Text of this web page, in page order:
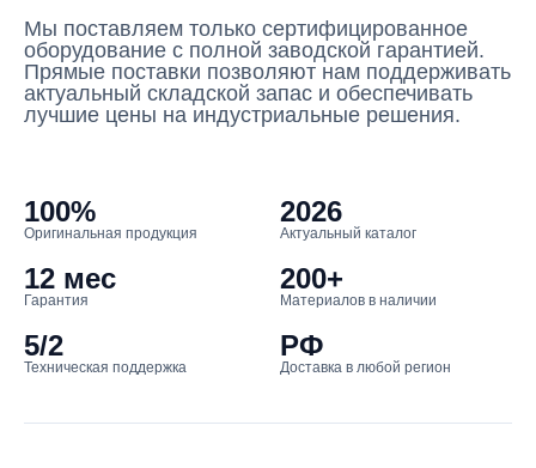
Мы поставляем только сертифицированное
оборудование с полной заводской гарантией.
Прямые поставки позволяют нам поддерживать
актуальный складской запас и обеспечивать
лучшие цены на индустриальные решения.
100%
Оригинальная продукция
2026
Актуальный каталог
12 мес
Гарантия
200+
Материалов в наличии
5/2
Техническая поддержка
РФ
Доставка в любой регион